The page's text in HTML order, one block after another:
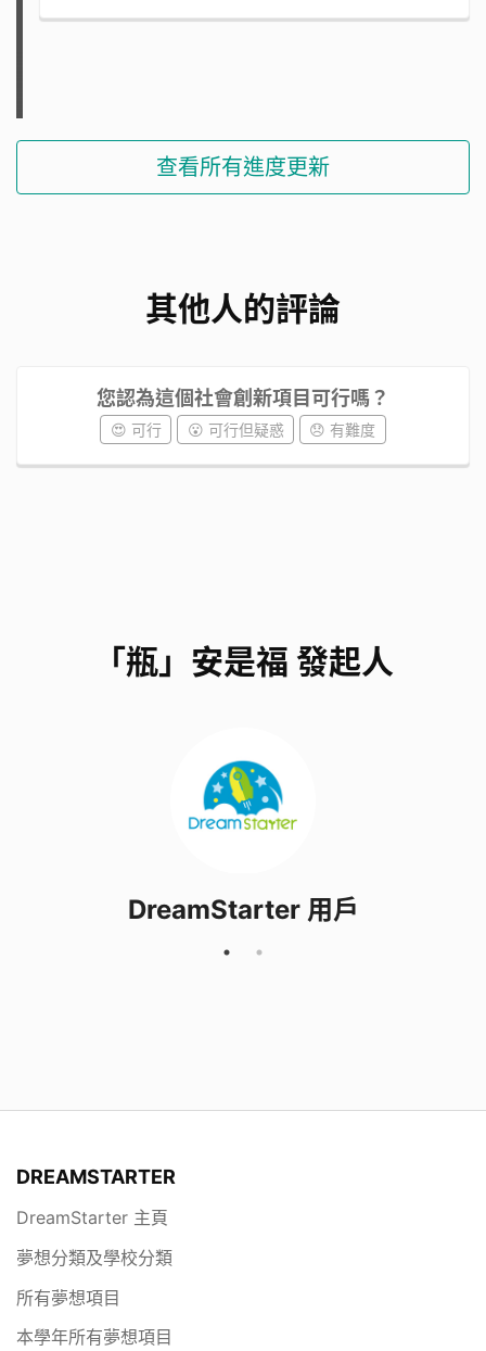
查看所有進度更新
其他人的評論
您認為這個社會創新項目可行嗎？
😍 可行 😮 可行但疑惑 😞 有難度
「瓶」安是福 發起人
DreamStarter 用戶
DREAMSTARTER
DreamStarter 主頁
夢想分類及學校分類
所有夢想項目
本學年所有夢想項目